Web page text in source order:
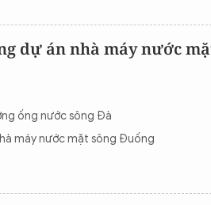
dự án nhà máy nước
ống nước sông Đà
máy nước mặt sông Đuống